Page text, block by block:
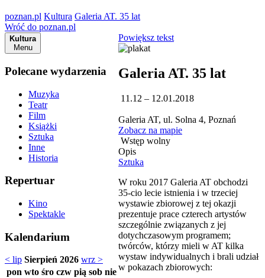
poznan.pl Kultura Galeria AT. 35 lat
Wróć do poznan.pl
Kultura
Menu
Polecane wydarzenia
Muzyka
Teatr
Film
Książki
Sztuka
Inne
Historia
Repertuar
Kino
Spektakle
Kalendarium
< lip Sierpień 2026 wrz >
pon wto śro czw pią sob nie
Powiększ tekst
Galeria AT. 35 lat
11.12 – 12.01.2018
Galeria AT, ul. Solna 4, Poznań
Zobacz na mapie
Wstęp wolny
Opis
Sztuka
W roku 2017 Galeria AT obchodzi
35-cio lecie istnienia i w trzeciej
wystawie zbiorowej z tej okazji
prezentuje prace czterech artystów
szczególnie związanych z jej
dotychczasowym programem;
twórców, którzy mieli w AT kilka
wystaw indywidualnych i brali udział
w pokazach zbiorowych: